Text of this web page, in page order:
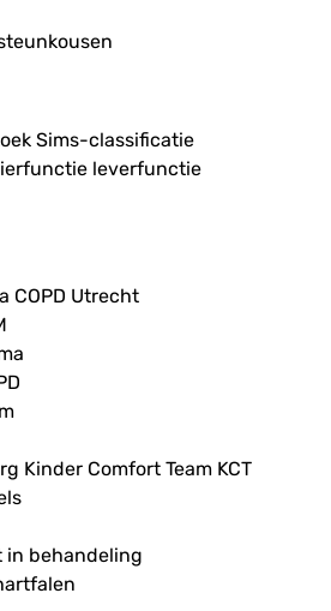
Sims-classificatie
leverfunctie
COPD Utrecht
Kinder Comfort Team KCT
in behandeling